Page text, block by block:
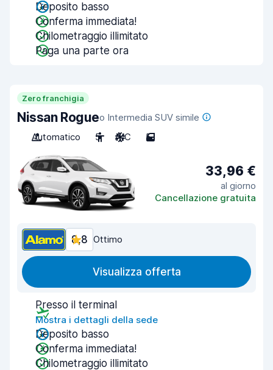
Deposito basso
Conferma immediata!
Chilometraggio illimitato
Paga una parte ora
Zero franchigia
Nissan Rogueo Intermedia SUV simile
Automatico
5 A/C 5
33,96 €
al giorno
Cancellazione gratuita
8,8 Ottimo
Visualizza offerta
Presso il terminal
Mostra i dettagli della sede
Deposito basso
Conferma immediata!
Chilometraggio illimitato